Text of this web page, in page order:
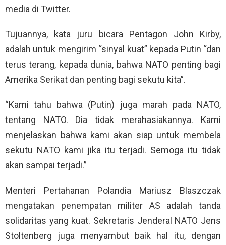
media di Twitter.
Tujuannya, kata juru bicara Pentagon John Kirby,
adalah untuk mengirim “sinyal kuat” kepada Putin “dan
terus terang, kepada dunia, bahwa NATO penting bagi
Amerika Serikat dan penting bagi sekutu kita”.
“Kami tahu bahwa (Putin) juga marah pada NATO,
tentang NATO. Dia tidak merahasiakannya. Kami
menjelaskan bahwa kami akan siap untuk membela
sekutu NATO kami jika itu terjadi. Semoga itu tidak
akan sampai terjadi.”
Menteri Pertahanan Polandia Mariusz Blaszczak
mengatakan penempatan militer AS adalah tanda
solidaritas yang kuat. Sekretaris Jenderal NATO Jens
Stoltenberg juga menyambut baik hal itu, dengan